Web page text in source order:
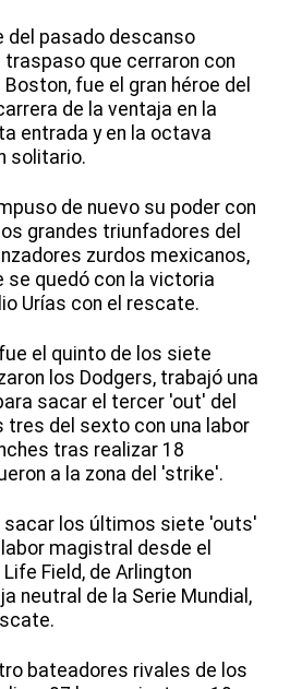
del pasado descanso
traspaso que cerraron con
fue el gran héroe del
de la ventaja en la
entrada y en la octava
solitario.
de nuevo su poder con
grandes triunfadores del
zurdos mexicanos,
se quedó con la victoria
Urías con el rescate.
el quinto de los siete
los Dodgers, trabajó una
sacar el tercer 'out' del
tres del sexto con una labor
tras realizar 18
a la zona del 'strike'.
sacar los últimos siete 'outs'
magistral desde el
Field, de Arlington
neutral de la Serie Mundial,
bateadores rivales de los